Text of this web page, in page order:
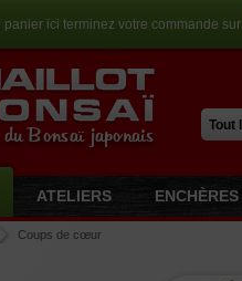
panier ici terminez votre commande sur
du Bonsaï japonais
ATELIERS ENCHÈRES
Coups de cœur